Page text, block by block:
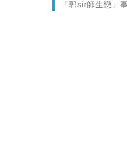
「郭sir師生戀」